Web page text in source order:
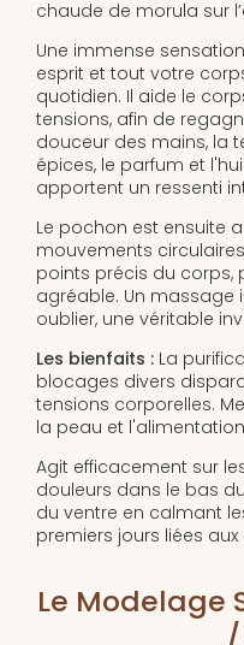
chaude de morula sur
Une immense
esprit et tout votre
quotidien. Il aide le
tensions, afin de
douceur des mains, la
épices, le parfum et
apportent un ressenti
Le pochon est ensuite
mouvements
points précis du corps,
agréable. Un massage
oublier, une véritable
Les bienfaits : La
blocages divers
tensions corporelles.
la peau et
Agit efficacement sur
douleurs dans le bas
du ventre en calmant
premiers jours liées
Le Modelage